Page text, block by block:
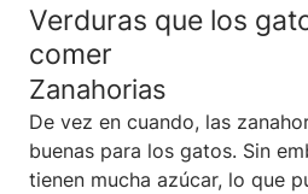
Verduras que los
comer
Zanahorias
De vez en cuando, las
buenas para los gatos. Sin
tienen mucha azúcar, lo que